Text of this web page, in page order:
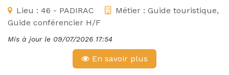
Lieu : 46 - PADIRAC Métier : Guide touristique,
Guide conférencier H/F
Mis à jour le 09/07/2026 17:54
En savoir plus